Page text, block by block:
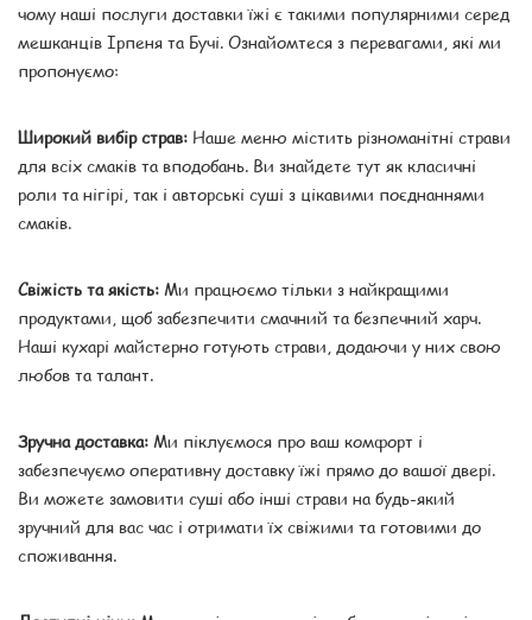
чому наші послуги доставки їжі є такими популярними серед
мешканців Ірпеня та Бучі. Ознайомтеся з перевагами, які ми
пропонуємо:
Широкий вибір страв: Наше меню містить різноманітні страви
для всіх смаків та вподобань. Ви знайдете тут як класичні
роли та нігірі, так і авторські суші з цікавими поєднаннями
смаків.
Свіжість та якість: Ми працюємо тільки з найкращими
продуктами, щоб забезпечити смачний та безпечний харч.
Наші кухарі майстерно готують страви, додаючи у них свою
любов та талант.
Зручна доставка: Ми піклуємося про ваш комфорт і
забезпечуємо оперативну доставку їжі прямо до вашої двері.
Ви можете замовити суші або інші страви на будь-який
зручний для вас час і отримати їх свіжими та готовими до
споживання.